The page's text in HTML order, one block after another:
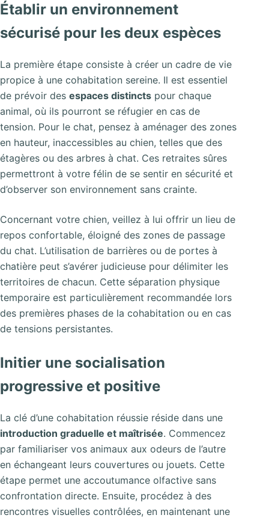
Établir un environnement
sécurisé pour les deux espèces
La première étape consiste à créer un cadre de vie
propice à une cohabitation sereine. Il est essentiel
de prévoir des espaces distincts pour chaque
animal, où ils pourront se réfugier en cas de
tension. Pour le chat, pensez à aménager des zones
en hauteur, inaccessibles au chien, telles que des
étagères ou des arbres à chat. Ces retraites sûres
permettront à votre félin de se sentir en sécurité et
d’observer son environnement sans crainte.
Concernant votre chien, veillez à lui offrir un lieu de
repos confortable, éloigné des zones de passage
du chat. L’utilisation de barrières ou de portes à
chatière peut s’avérer judicieuse pour délimiter les
territoires de chacun. Cette séparation physique
temporaire est particulièrement recommandée lors
des premières phases de la cohabitation ou en cas
de tensions persistantes.
Initier une socialisation
progressive et positive
La clé d’une cohabitation réussie réside dans une
introduction graduelle et maîtrisée. Commencez
par familiariser vos animaux aux odeurs de l’autre
en échangeant leurs couvertures ou jouets. Cette
étape permet une accoutumance olfactive sans
confrontation directe. Ensuite, procédez à des
rencontres visuelles contrôlées, en maintenant une